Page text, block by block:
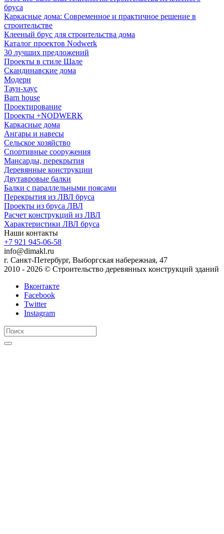
бруса
Каркасные дома: Современное и практичное решение в
строительстве
Клееный брус для строительства дома
Каталог проектов Nodwerk
30 лучших предложений
Проекты в стиле Шале
Скандинавские дома
Модерн
Таун-хаус
Barn house
Проектирование
Проекты +NODWERK
Каркасные дома
Ангары и навесы
Сельское хозяйство
Спортивные сооружения
Мансарды, перекрытия
Деревянные конструкции
Двутавровые балки
Балки с параллельными поясами
Перекрытия из ЛВЛ бруса
Проекты из бруса ЛВЛ
Расчет конструкций из ЛВЛ
Xарактеристики ЛВЛ бруса
Наши контакты
+7 921 945-06-58
info@dimakl.ru
г. Санкт-Петербург, Выборгская набережная, 47
2010 - 2026 © Строительство деревянных конструкций зданий
Вконтакте
Facebook
Twitter
Instagram